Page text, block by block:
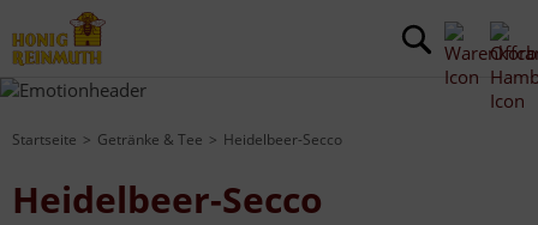
Startseite Getränke & Tee Heidelbeer-Secco
Heidelbeer-Secco